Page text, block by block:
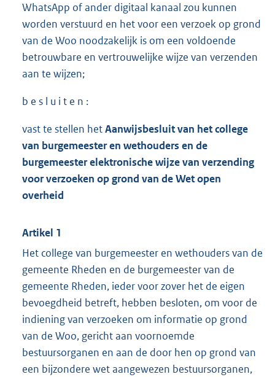
WhatsApp of ander digitaal kanaal zou kunnen
worden verstuurd en het voor een verzoek op grond
van de Woo noodzakelijk is om een voldoende
betrouwbare en vertrouwelijke wijze van verzenden
aan te wijzen;
b e s l u i t e n :
vast te stellen hetAanwijsbesluit van het college
van burgemeester en wethouders en de
burgemeester elektronische wijze van verzending
voor verzoeken op grond van de Wet open
overheid
Artikel 1
Het college van burgemeester en wethouders van de
gemeente Rheden en de burgemeester van de
gemeente Rheden, ieder voor zover het de eigen
bevoegdheid betreft, hebben besloten, om voor de
indiening van verzoeken om informatie op grond
van de Woo, gericht aan voornoemde
bestuursorganen en aan de door hen op grond van
een bijzondere wet aangewezen bestuursorganen,